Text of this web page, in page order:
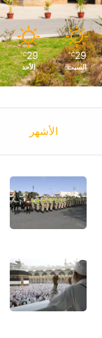
29
℃
السبت
29
℃
الأحد
الأشهر